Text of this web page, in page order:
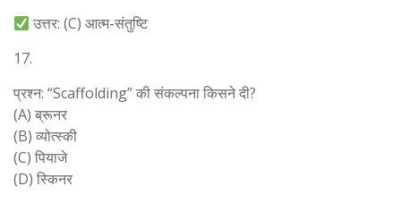
उत्तर: (C) आत्म-संतुष्टि
17.
प्रश्न: “Scaffolding” की संकल्पना किसने दी?
(A) ब्रूनर
(B) व्योत्स्की
(C) पियाजे
(D) स्किनर